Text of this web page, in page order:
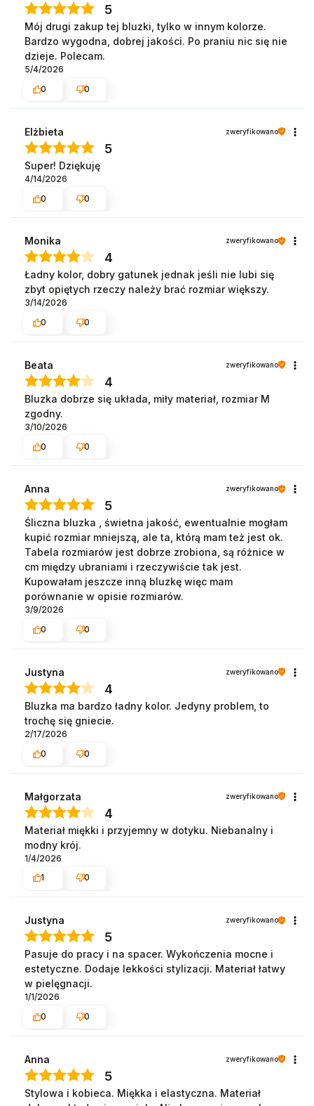
5
Mój drugi zakup tej bluzki, tylko w innym kolorze.
Bardzo wygodna, dobrej jakości. Po praniu nic się nie
dzieje. Polecam.
5/4/2026
0
0
Elżbieta zweryfikowano
5
Super! Dziękuję
4/14/2026
0
0
Monika zweryfikowano
4
Ładny kolor, dobry gatunek jednak jeśli nie lubi się
zbyt opiętych rzeczy należy brać rozmiar większy.
3/14/2026
0
0
Beata zweryfikowano
4
Bluzka dobrze się układa, miły materiał, rozmiar M
zgodny.
3/10/2026
0
0
Anna zweryfikowano
5
Śliczna bluzka , świetna jakość, ewentualnie mogłam
kupić rozmiar mniejszą, ale ta, którą mam też jest ok.
Tabela rozmiarów jest dobrze zrobiona, są różnice w
cm między ubraniami i rzeczywiście tak jest.
Kupowałam jeszcze inną bluzkę więc mam
porównanie w opisie rozmiarów.
3/9/2026
0
0
Justyna zweryfikowano
4
Bluzka ma bardzo ładny kolor. Jedyny problem, to
trochę się gniecie.
2/17/2026
0
0
Małgorzata zweryfikowano
4
Materiał miękki i przyjemny w dotyku. Niebanalny i
modny krój.
1/4/2026
1
0
Justyna zweryfikowano
5
Pasuje do pracy i na spacer. Wykończenia mocne i
estetyczne. Dodaje lekkości stylizacji. Materiał łatwy
w pielęgnacji.
1/1/2026
0
0
Anna zweryfikowano
5
Stylowa i kobieca. Miękka i elastyczna. Materiał